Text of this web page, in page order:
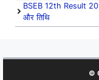
BSEB 12th Result
और तिथि
©